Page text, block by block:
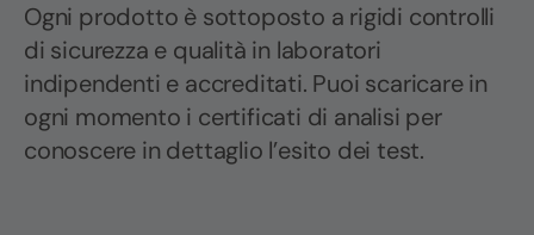
Ogni prodotto è sottoposto a rigidi controlli
di sicurezza e qualità in laboratori
indipendenti e accreditati. Puoi scaricare in
ogni momento i certificati di analisi per
conoscere in dettaglio l’esito dei test.